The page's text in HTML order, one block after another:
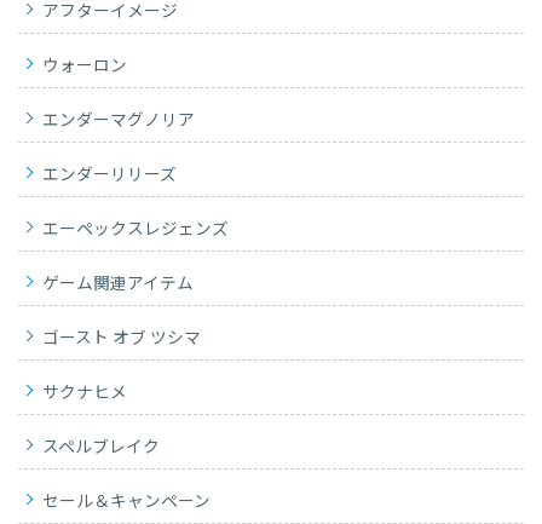
アフターイメージ
ウォーロン
エンダーマグノリア
エンダーリリーズ
エーペックスレジェンズ
ゲーム関連アイテム
ゴースト オブ ツシマ
サクナヒメ
スペルブレイク
セール＆キャンペーン